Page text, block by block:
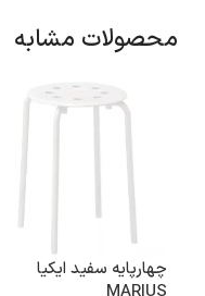
محصولات مشابه
چهارپایه سفید ایکیا